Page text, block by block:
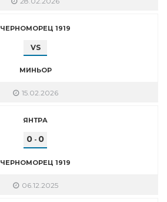
ЧЕРНОМОРЕЦ 1919
VS
МИНЬОР
15.02.2026
ЯНТРА
0 - 0
ЧЕРНОМОРЕЦ 1919
06.12.2025